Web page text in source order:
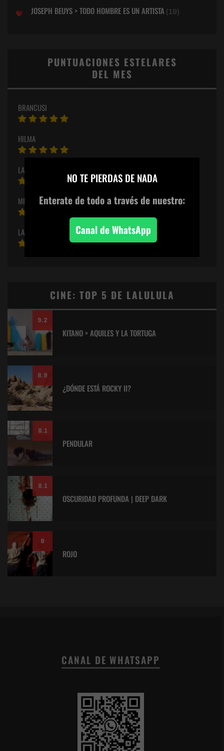
JOSEPH BEUYS > TODO HOMBRE ES UN ARTISTA (19)
PUNTUACIONES ESTELARES
DEL MES
BRANCUSI
HILMA
LA RONDA NOCTURNA
METRÓPOLIS – MWANGI HUTTER
LA SIRENA EN LA ALCANTARILLA
CINE: TOP 5 DE LALULULA
9.2
KITANO > AQUILES Y LA TORTUGA
8.9
¿DÓNDE ESTÁ ROCKY II?
8.1
PENDULAR
8.1
OSCURIDAD PROFUNDA | DEEP DARK
8
ROJO
CANAL DE WHATSAPP
NO TE PIERDAS DE NADA
Enterate de todoa través de nuestro:
Canal de WhatsApp